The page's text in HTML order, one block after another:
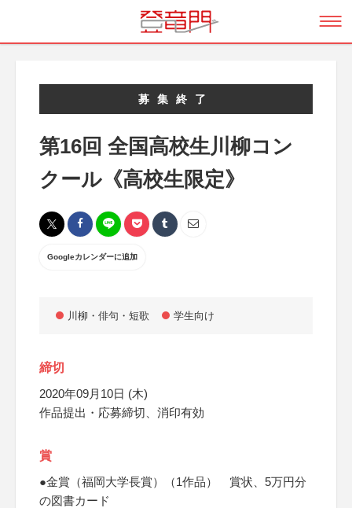
募集終了
第16回 全国高校生川柳コン
クール《高校生限定》
Googleカレンダーに追加
川柳・俳句・短歌 学生向け
締切
2020年09月10日 (木)
作品提出・応募締切、消印有効
賞
●金賞（福岡大学長賞）（1作品） 賞状、5万円分
の図書カード